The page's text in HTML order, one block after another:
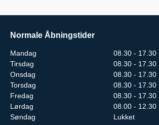
Normale Åbningstider
Mandag
08.30 - 17.30
Tirsdag
08.30 - 17.30
Onsdag
08.30 - 17.30
Torsdag
08.30 - 17.30
Fredag
08.30 - 17.30
Lørdag
08.00 - 12.30
Søndag
Lukket